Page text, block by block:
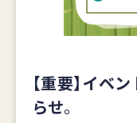
【重要】イベ
らせ。